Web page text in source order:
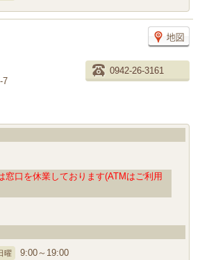
0942-26-3161
7
窓口を休業しております(ATMはご利用
曜 9:00～19:00